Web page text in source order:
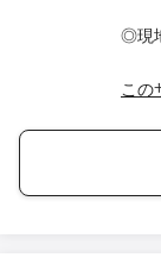
◎現
この